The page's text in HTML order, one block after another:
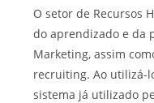
O setor de Recursos
do aprendizado e da
Marketing, assim
recruiting. Ao utilizá-
sistema já utilizado